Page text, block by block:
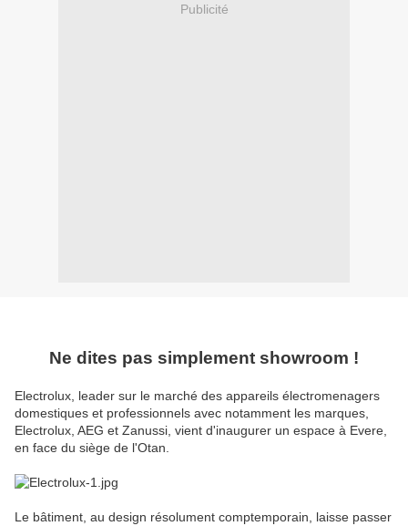
Publicité
Ne dites pas simplement showroom !
Electrolux, leader sur le marché des appareils électromenagers
domestiques et professionnels avec notamment les marques,
Electrolux, AEG et Zanussi, vient d'inaugurer un espace à Evere,
en face du siège de l'Otan.
Le bâtiment, au design résolument comptemporain, laisse passer